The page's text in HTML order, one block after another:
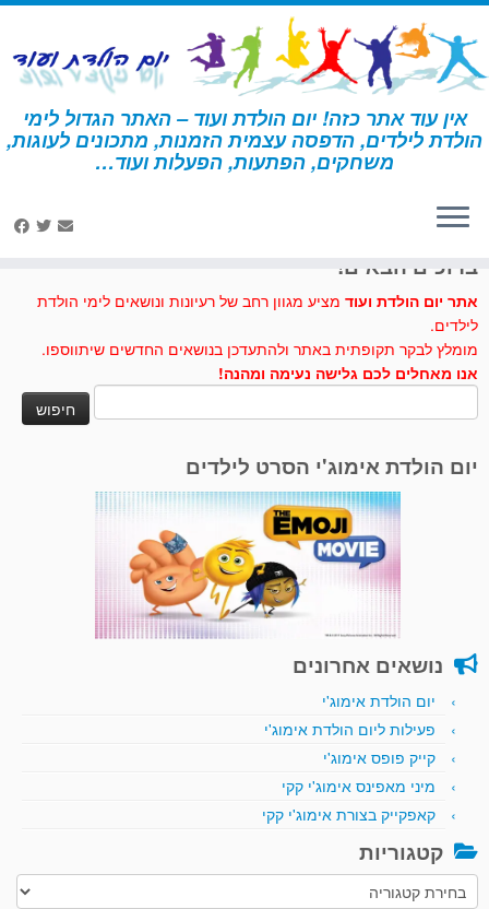
דלג
לתוכן
אין עוד אתר כזה! יום הולדת ועוד – האתר הגדול לימי
הולדת לילדים, הדפסה עצמית הזמנות, מתכונים לעוגות,
משחקים, הפתעות, הפעלות ועוד… דף הבית » קוף
ברוכים הבאים!
אתר יום הולדת ועוד מציע מגוון רחב של רעיונות ונושאים לימי הולדת
לילדים.
מומלץ לבקר תקופתית באתר ולהתעדכן בנושאים החדשים שיתווספו.
אנו מאחלים לכם גלישה נעימה ומהנה!
יום הולדת אימוג'י הסרט לילדים
נושאים אחרונים
יום הולדת אימוג'י
פעילות ליום הולדת אימוג'י
קייק פופס אימוג'י
מיני מאפינס אימוג'י קקי
קאפקייק בצורת אימוג'י קקי
קטגוריות
קטגוריות